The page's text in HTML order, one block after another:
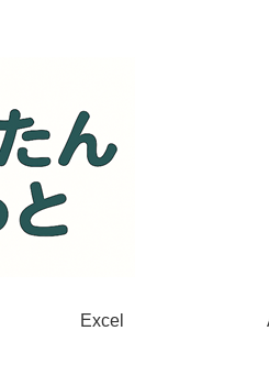
Excel